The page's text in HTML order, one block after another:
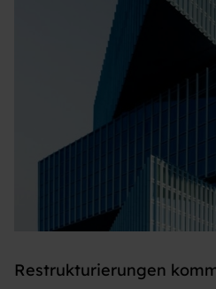
Restrukturierungen